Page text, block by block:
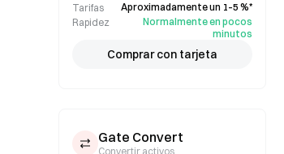
Tarifas
Aproximadamente un 1–5 %*
Rapidez
Normalmente en pocos
minutos
Comprar con tarjeta
Gate Convert
Convertir activos